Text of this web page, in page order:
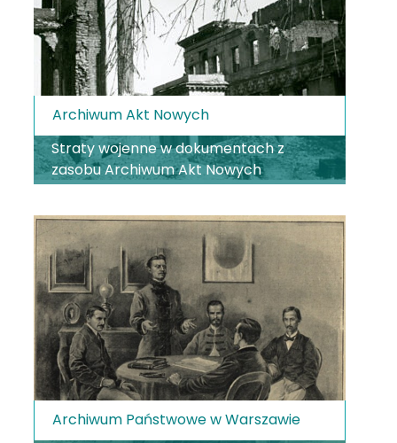
Archiwum Akt Nowych
Straty wojenne w dokumentach z
zasobu Archiwum Akt Nowych
Archiwum Państwowe w Warszawie